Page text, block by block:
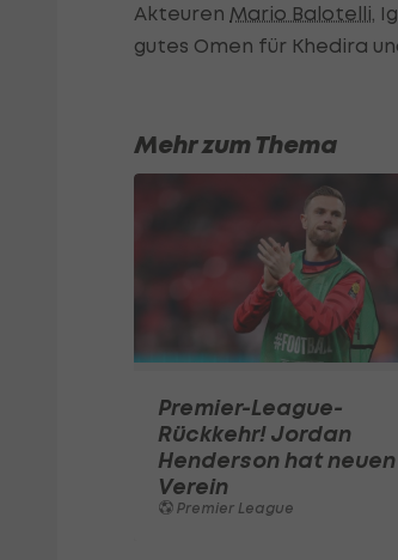
Akteuren Mario Balotelli,
gutes Omen für Khedira
Mehr zum Thema
Premier-League-
Rückkehr! Jordan
Henderson hat neuen
Verein
Premier League